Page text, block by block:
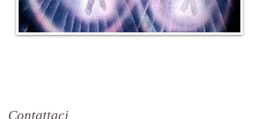
Contattaci